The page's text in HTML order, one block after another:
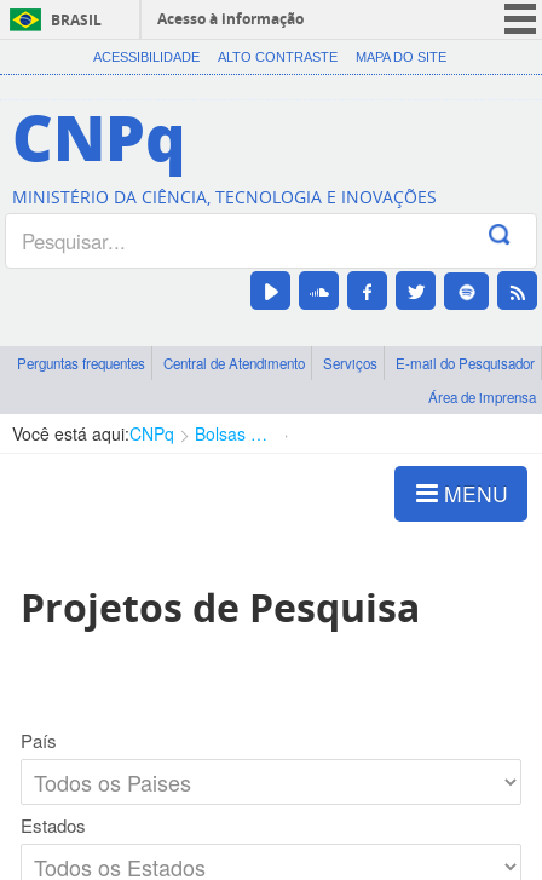
BRASIL
Acesso à informação
CORONAVÍRUS (COVID-19)
Canais
ACESSIBILIDADE ALTO CONTRASTE MAPA DO SITE
CNPq
MINISTÉRIO DA CIÊNCIA, TECNOLOGIA E INOVAÇÕES
Perguntas frequentes Central de Atendimento Serviços
E-mail do Pesquisador
Área de imprensa
Você está aqui:CNPq Bolsas e Auxílios Vigentes
MENU
Projetos de Pesquisa
País
Estados